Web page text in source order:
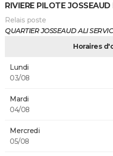
RIVIERE PILOTE JOSSEAUD
Relais poste
QUARTIER JOSSEAUD ALI
Horaires
Lundi
03/08
Mardi
04/08
Mercredi
05/08